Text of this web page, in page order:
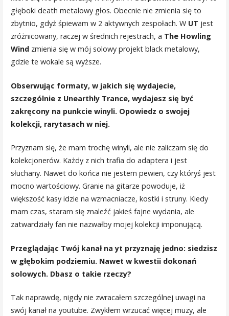
głęboki death metalowy głos. Obecnie nie zmienia się to
zbytnio, gdyż śpiewam w 2 aktywnych zespołach. W UT jest
zróżnicowany, raczej w średnich rejestrach, a The Howling
Windzmienia się w mój solowy projekt black metalowy,
gdzie te wokale są wyższe.
Obserwując formaty, w jakich się wydajecie,
szczególnie z Unearthly Trance, wydajesz się być
zakręcony na punkcie winyli. Opowiedz o swojej
kolekcji, rarytasach w niej.
Przyznam się, że mam trochę winyli, ale nie zaliczam się do
kolekcjonerów. Każdy z nich trafia do adaptera i jest
słuchany. Nawet do końca nie jestem pewien, czy któryś jest
mocno wartościowy. Granie na gitarze powoduje, iż
większość kasy idzie na wzmacniacze, kostki i struny. Kiedy
mam czas, staram się znaleźć jakieś fajne wydania, ale
zatwardziały fan nie nazwałby mojej kolekcji imponującą.
Przeglądając Twój kanał na yt przyznaję jedno: siedzisz
w głębokim podziemiu. Nawet w kwestii dokonań
solowych. Dbasz o takie rzeczy?
Tak naprawdę, nigdy nie zwracałem szczególnej uwagi na
swój kanał na youtube. Zwykłem wrzucać więcej muzy, ale